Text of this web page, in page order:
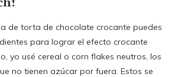
de torta de chocolate crocante puedes
para lograr el efecto crocante
yo usé cereal o corn flakes neutros, los
no tienen azúcar por fuera. Estos se